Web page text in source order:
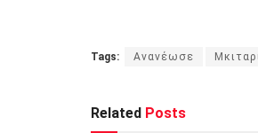
Tags: Ανανέωσε
Related Posts